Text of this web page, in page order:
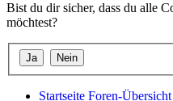
Bist du dir sicher, dass du alle
möchtest?
Startseite Foren-Übersicht